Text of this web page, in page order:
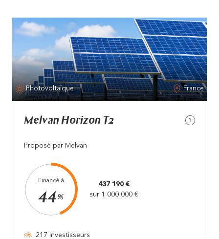
Photovoltaïque France
Melvan Horizon T2
Proposé par Melvan
Financé à
44%
437 190 €
sur 1 000 000 €
217 investisseurs